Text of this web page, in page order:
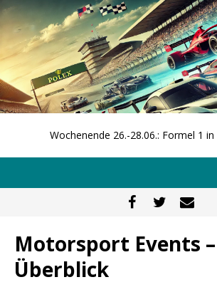
Wochenende 26.-28.06.: Formel 1 in
Motorsport Events –
Überblick